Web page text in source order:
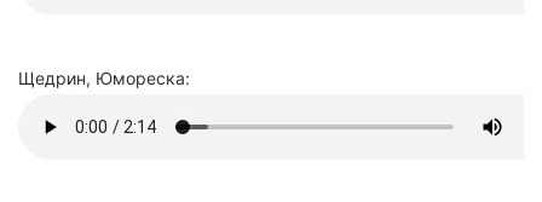
Щедрин, Юмореска: